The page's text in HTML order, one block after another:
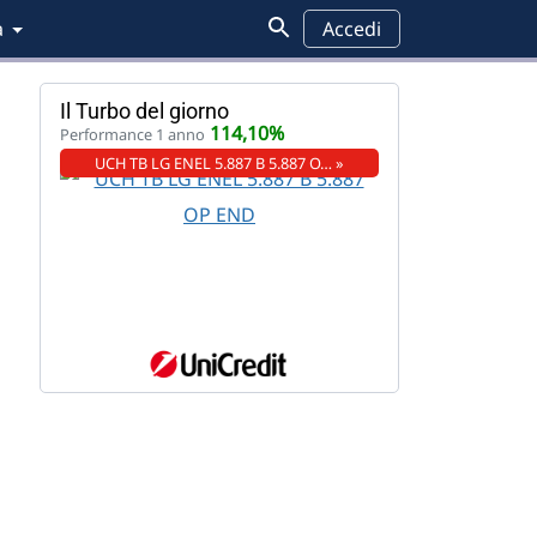
Accedi
Il Turbo del giorno
Performance 1 anno 114,10%
UCH TB LG ENEL 5.887 B 5.887 O… »